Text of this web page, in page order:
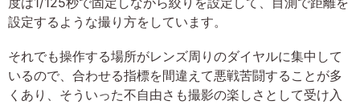
設定するような撮り方をしています。
それでも操作する場所がレンズ周りのダイヤルに集中して
いるので、合わせる指標を間違えて悪戦苦闘することが多
くあり、そういった不自由さも撮影の楽しさとして受け入